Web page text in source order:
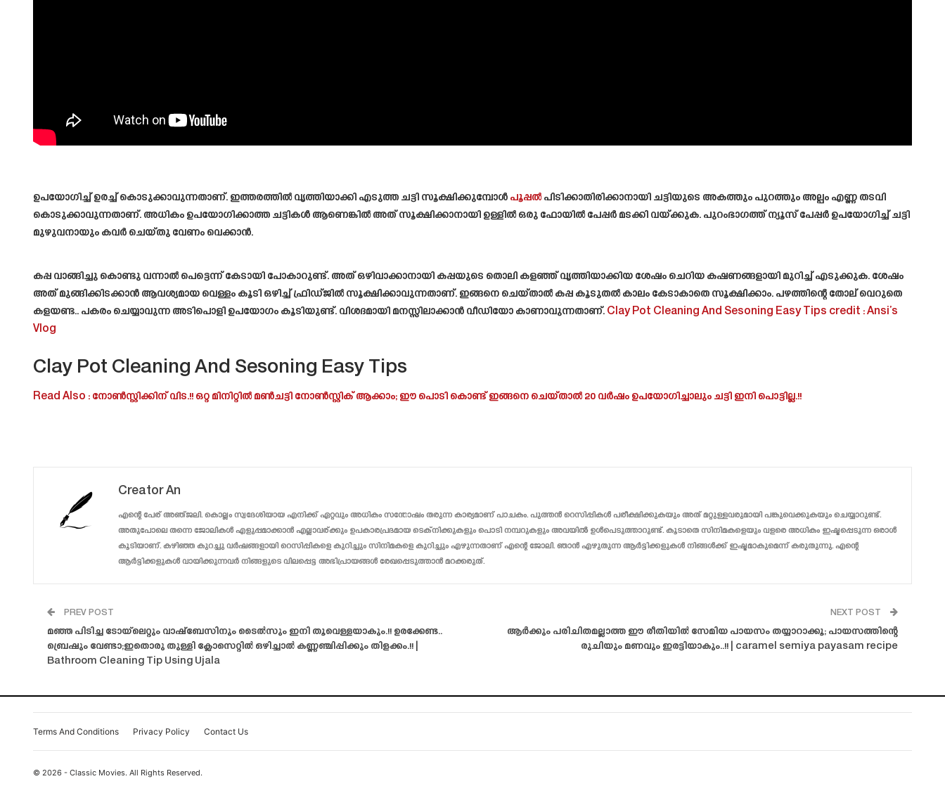
ഉപയോഗിച്ച് ഉരച്ച് കൊടുക്കാവുന്നതാണ്. ഇത്തരത്തിൽ വൃത്തിയാക്കി എടുത്ത ചട്ടി സൂക്ഷിക്കുമ്പോൾ പൂപ്പൽപിടിക്കാതിരിക്കാനായി ചട്ടിയുടെ അകത്തും പുറത്തും അല്പം എണ്ണ തടവി
കൊടുക്കാവുന്നതാണ്. അധികം ഉപയോഗിക്കാത്ത ചട്ടികൾ ആണെങ്കിൽ അത് സൂക്ഷിക്കാനായി ഉള്ളിൽ ഒരു ഫോയിൽ പേപ്പർ മടക്കി വയ്ക്കുക. പുറംഭാഗത്ത് ന്യൂസ് പേപ്പർ ഉപയോഗിച്ച് ചട്ടി
മുഴുവനായും കവർ ചെയ്തു വേണം വെക്കാൻ.
കപ്പ വാങ്ങിച്ചു കൊണ്ടു വന്നാൽ പെട്ടെന്ന് കേടായി പോകാറുണ്ട്. അത് ഒഴിവാക്കാനായി കപ്പയുടെ തൊലി കളഞ്ഞ് വൃത്തിയാക്കിയ ശേഷം ചെറിയ കഷണങ്ങളായി മുറിച്ച് എടുക്കുക. ശേഷം
അത് മുങ്ങിക്കിടക്കാൻ ആവശ്യമായ വെള്ളം കൂടി ഒഴിച്ച് ഫ്രിഡ്ജിൽ സൂക്ഷിക്കാവുന്നതാണ്. ഇങ്ങനെ ചെയ്താൽ കപ്പ കൂടുതൽ കാലം കേടാകാതെ സൂക്ഷിക്കാം. പഴത്തിന്റെ തോല് വെറുതെ
കളയണ്ട.. പകരം ചെയ്യാവുന്ന അടിപൊളി ഉപയോഗം കൂടിയുണ്ട്. വിശദമായി മനസ്സിലാക്കാൻ വീഡിയോ കാണാവുന്നതാണ്. Clay Pot Cleaning And Sesoning Easy Tips credit : Ansi’s
Vlog
Clay Pot Cleaning And Sesoning Easy Tips
Read Also : നോൺസ്റ്റിക്കിന് വിട.!! ഒറ്റ മിനിറ്റിൽ മൺചട്ടി നോൺസ്റ്റിക് ആക്കാം; ഈ പൊടി കൊണ്ട് ഇങ്ങനെ ചെയ്താൽ 20 വർഷം ഉപയോഗിച്ചാലും ചട്ടി ഇനി പൊട്ടില്ല.!!
Creator An
എന്റെ പേര് അഞ്ജലി. കൊല്ലം സ്വദേശിയായ എനിക്ക് ഏറ്റവും അധികം സന്തോഷം തരുന്ന കാര്യമാണ് പാചകം. പുത്തൻ റെസിപ്പികൾ പരീക്ഷിക്കുകയും അത് മറ്റുള്ളവരുമായി പങ്കുവെക്കുകയും ചെയ്യാറുണ്ട്.
അതുപോലെ തന്നെ ജോലികൾ എളുപ്പമാക്കാൻ എല്ലാവര്ക്കും ഉപകാരപ്രദമായ ടെക്‌നിക്കുകളും പൊടി നമ്പറുകളും അവയിൽ ഉൾപെടുത്താറുണ്ട്. കൂടാതെ സിനിമകളെയും വളരെ അധികം ഇഷ്ടപ്പെടുന്ന ഒരാൾ
കൂടിയാണ്. കഴിഞ്ഞ കുറച്ചു വർഷങ്ങളായി റെസിപ്പികളെ കുറിച്ചും സിനിമകളെ കുറിച്ചും എഴുന്നതാണ് എന്റെ ജോലി. ഞാൻ എഴുതുന്ന ആർട്ടിക്കളുകൾ നിങ്ങൾക്ക് ഇഷ്ടമാകുമെന്ന് കരുതുന്നു. എന്റെ
ആർട്ടിക്കളുകൾ വായിക്കുന്നവർ നിങ്ങളുടെ വിലപ്പെട്ട അഭിപ്രായങ്ങൾ രേഖപ്പെടുത്താൻ മറക്കരുത്.
PREV POST
മഞ്ഞ പിടിച്ച ടോയ്‌ലെറ്റും വാഷ്ബേസിനും ടൈൽസും ഇനി തൂവെള്ളയാകും.!! ഉരക്കേണ്ട..
ബ്രെഷും വേണ്ടാ;ഇതൊരു തുള്ളി ക്ലോസെറ്റിൽ ഒഴിച്ചാൽ കണ്ണഞ്ചിപ്പിക്കും തിളക്കം.!! |
Bathroom Cleaning Tip Using Ujala
NEXT POST
ആർക്കും പരിചിതമല്ലാത്ത ഈ രീതിയിൽ സേമിയ പായസം തയ്യാറാക്കൂ; പായസത്തിന്റെ
രുചിയും മണവും ഇരട്ടിയാകും..!! | caramel semiya payasam recipe
Terms And Conditions Privacy Policy Contact Us
© 2026 - Classic Movies. All Rights Reserved.